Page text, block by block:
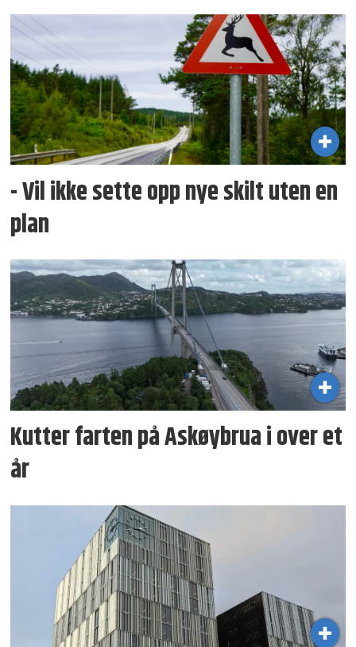
- Vil ikke sette opp nye skilt uten en
plan
Kutter farten på Askøybrua i over et
år